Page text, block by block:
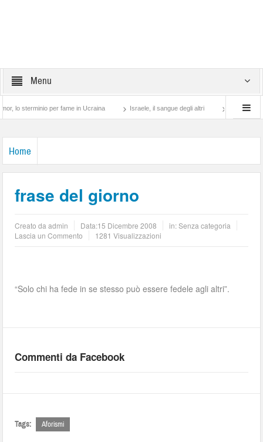
Menu
sterminio per fame in Ucraina Israele, il sangue degli altri Lotta di classe…
Home
frase del giorno
Creato daadmin Data:15 Dicembre 2008
in: Senza categoria
Lascia un Commento
1281 Visualizzazioni
“Solo chi ha fede in se stesso può essere fedele agli altri”.
Commenti da Facebook
Tags: Aforismi